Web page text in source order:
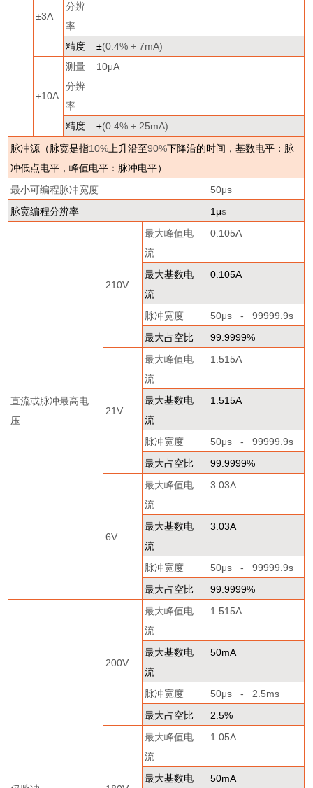
±3A
分辨
率
精度 ±(0.4% + 7mA)
±10A
测量
分辨
率
10μA
精度 ±(0.4% + 25mA)
脉冲源（脉宽是指10%上升沿至90%下降沿的时间，基数电平：脉
冲低点电平，峰值电平：脉冲电平）
最小可编程脉冲宽度
50μs
脉宽编程分辨率
1μs
直流或脉冲最高电
压
210V
最大峰值电
流
0.105A
最大基数电
流
0.105A
脉冲宽度 50μs - 99999.9s
最大占空比
99.9999%
21V
最大峰值电
流
1.515A
最大基数电
流
1.515A
脉冲宽度 50μs - 99999.9s
最大占空比
99.9999%
6V
最大峰值电
流
3.03A
最大基数电
流
3.03A
脉冲宽度 50μs - 99999.9s
最大占空比
99.9999%
200V
最大峰值电
流
1.515A
最大基数电
流
50mA
脉冲宽度 50μs - 2.5ms
最大占空比
2.5%
最大峰值电
流
1.05A
最大基数电 50mA